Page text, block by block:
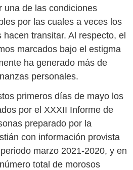
una de las condiciones
por las cuales a veces los
transitar. Al respecto, el
marcados bajo el estigma
ha generado más de
personales.
primeros días de mayo los
por el XXXII Informe de
preparado por la
con información provista
marzo 2021-2020, y en
total de morosos